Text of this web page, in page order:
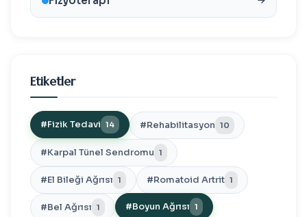
Etiketler
#Fizik Tedavi 14 #Rehabilitasyon 10
#Karpal Tünel Sendromu 1
#El Bileği Ağrısı 1 #Romatoid Artrit 1
#Bel Ağrısı 1 #Boyun Ağrısı 1